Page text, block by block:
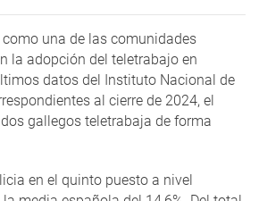
una de las comunidades
la adopción del teletrabajo en
datos del Instituto Nacional de
al cierre de 2024, el
gallegos teletrabaja de forma
en el quinto puesto a nivel